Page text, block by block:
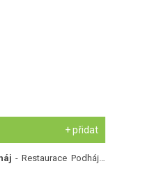
+ přidat
- Restaurace Podháj -